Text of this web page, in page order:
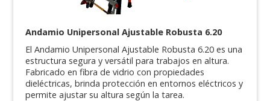
Andamio Unipersonal Ajustable Robusta 6.20
El Andamio Unipersonal Ajustable Robusta 6.20 es una
estructura segura y versátil para trabajos en altura.
Fabricado en fibra de vidrio con propiedades
dieléctricas, brinda protección en entornos eléctricos y
permite ajustar su altura según la tarea.